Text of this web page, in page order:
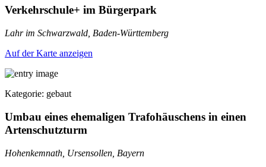
Verkehrschule+ im Bürgerpark
Lahr im Schwarzwald, Baden-Württemberg
Auf der Karte anzeigen
Kategorie: gebaut
Umbau eines ehemaligen Trafohäuschens in einen
Artenschutzturm
Hohenkemnath, Ursensollen, Bayern